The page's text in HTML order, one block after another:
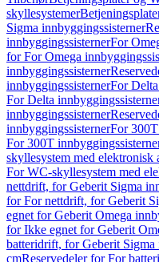
skyllesystemer
Sigma innbyggingssisterner
innbyggingssisternerFor
for For Omega
innbyggingssisterner
innbyggingssisternerFor
For Delta
innbyggingssisterner
innbyggingssisternerFor
For 300T
skyllesystem med
For WC-skyllesystem med
nettdrift, for Geberit Sigma
for For nettdrift, for Geberit
egnet for Geberit Omega
for Ikke egnet for Geberit
batteridrift, for Geberit Sigma
cmReservedeler for For